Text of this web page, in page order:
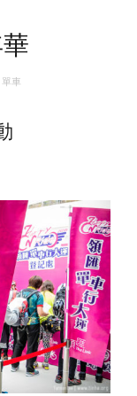
單車